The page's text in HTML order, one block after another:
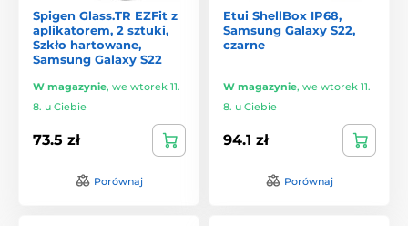
Spigen Glass.TR EZFit z
aplikatorem, 2 sztuki,
Szkło hartowane,
Samsung Galaxy S22
W magazynie, we wtorek 11.
8. u Ciebie
73.5 zł
Porównaj
Etui ShellBox IP68,
Samsung Galaxy S22,
czarne
W magazynie, we wtorek 11.
8. u Ciebie
94.1 zł
Porównaj